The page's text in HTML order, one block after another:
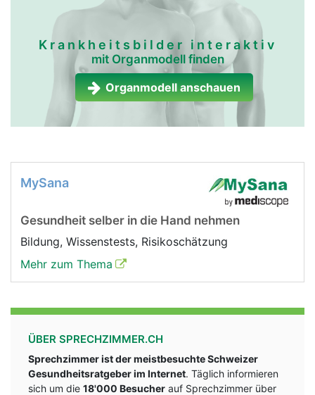
Krankheitsbilder interaktiv
mit Organmodell finden
Organmodell anschauen
MySana
Gesundheit selber in die Hand nehmen
Bildung, Wissenstests, Risikoschätzung
Mehr zum Thema
ÜBER SPRECHZIMMER.CH
Sprechzimmer ist der meistbesuchte Schweizer
Gesundheitsratgeber im Internet. Täglich informieren
sich um die 18'000 Besucher auf Sprechzimmer über